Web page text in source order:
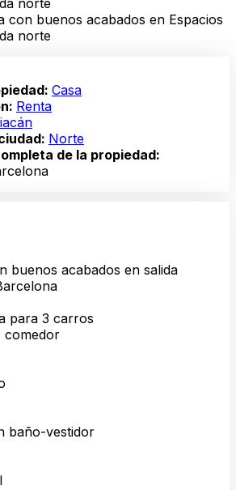
Casa
Renta
Norte
de la propiedad:
buenos acabados en salida
para 3 carros
comedor
baño-vestidor